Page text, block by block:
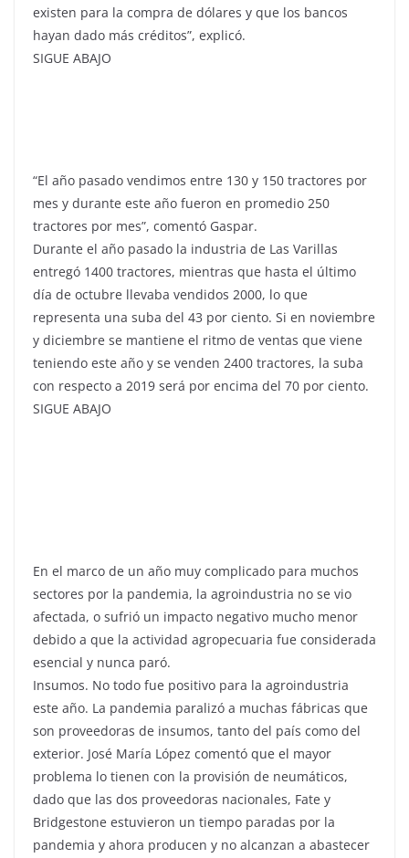
existen para la compra de dólares y que los bancos
hayan dado más créditos”, explicó.
SIGUE ABAJO
“El año pasado vendimos entre 130 y 150 tractores por
mes y durante este año fueron en promedio 250
tractores por mes”, comentó Gaspar.
Durante el año pasado la industria de Las Varillas
entregó 1400 tractores, mientras que hasta el último
día de octubre llevaba vendidos 2000, lo que
representa una suba del 43 por ciento. Si en noviembre
y diciembre se mantiene el ritmo de ventas que viene
teniendo este año y se venden 2400 tractores, la suba
con respecto a 2019 será por encima del 70 por ciento.
SIGUE ABAJO
En el marco de un año muy complicado para muchos
sectores por la pandemia, la agroindustria no se vio
afectada, o sufrió un impacto negativo mucho menor
debido a que la actividad agropecuaria fue considerada
esencial y nunca paró.
Insumos. No todo fue positivo para la agroindustria
este año. La pandemia paralizó a muchas fábricas que
son proveedoras de insumos, tanto del país como del
exterior. José María López comentó que el mayor
problema lo tienen con la provisión de neumáticos,
dado que las dos proveedoras nacionales, Fate y
Bridgestone estuvieron un tiempo paradas por la
pandemia y ahora producen y no alcanzan a abastecer